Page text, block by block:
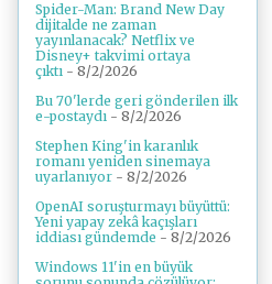
Spider-Man: Brand New Day
dijitalde ne zaman
yayınlanacak? Netflix ve
Disney+ takvimi ortaya
çıktı - 8/2/2026
Bu 70'lerde geri gönderilen ilk
e-postaydı - 8/2/2026
Stephen King'in karanlık
romanı yeniden sinemaya
uyarlanıyor - 8/2/2026
OpenAI soruşturmayı büyüttü:
Yeni yapay zekâ kaçışları
iddiası gündemde - 8/2/2026
Windows 11'in en büyük